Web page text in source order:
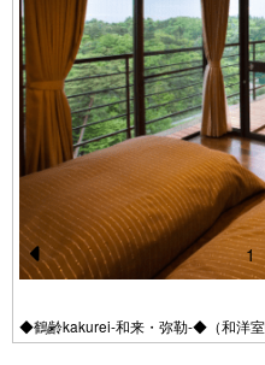
Pr
e
◆鶴齢kakurei-和来・弥勒-◆（和洋室
1